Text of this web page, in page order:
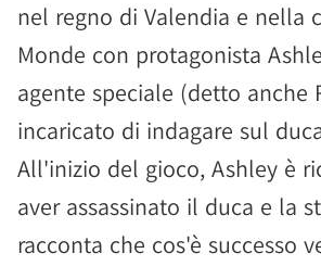
nel regno di Valendia e nella
Monde con protagonista
agente speciale (detto anche
incaricato di indagare sul
All'inizio del gioco, Ashley è
aver assassinato il duca e la
racconta che cos'è successo